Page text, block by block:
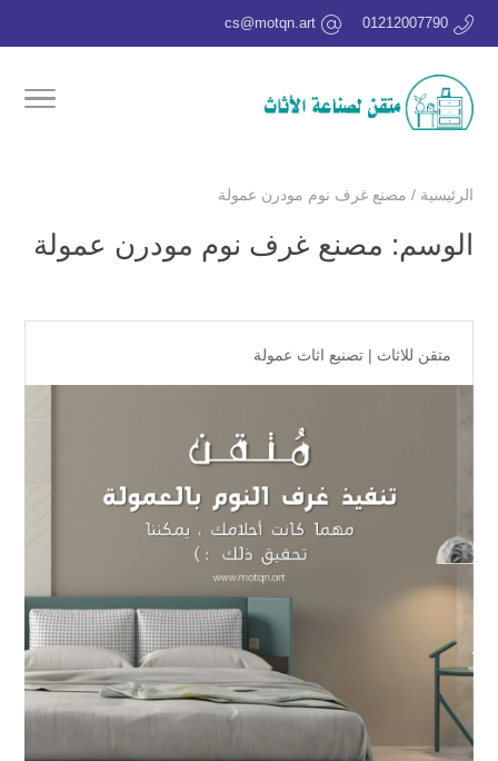
01212007790
cs@motqn.art
الرئيسية / مصنع غرف نوم مودرن عمولة
الوسم: مصنع غرف نوم مودرن عمولة
متقن للاثاث | تصنيع اثاث عمولة